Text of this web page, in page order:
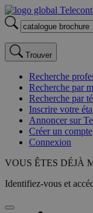
Trouver
Recherche
Recherche par
Recherche par
Inscrire votre
Annoncer sur
Créer un compte
Connexion
VOUS ÊTES DÉJÀ
Identifiez-vous et